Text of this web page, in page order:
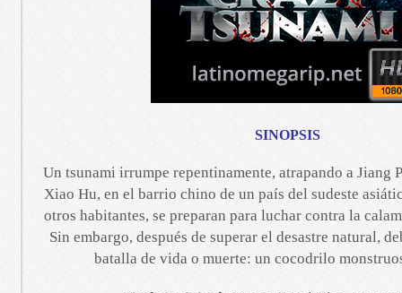
SINOPSIS
Un tsunami irrumpe repentinamente, atrapando a Jiang
Xiao Hu, en el barrio chino de un país del sudeste
otros habitantes, se preparan para luchar contra la
Sin embargo, después de superar el desastre natural,
batalla de vida o muerte: un cocodrilo